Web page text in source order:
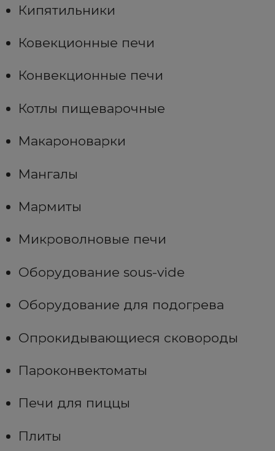
Кипятильники
Ковекционные печи
Конвекционные печи
Котлы пищеварочные
Макароноварки
Мангалы
Мармиты
Микроволновые печи
Оборудование sous-vide
Оборудование для подогрева
Опрокидывающиеся сковороды
Пароконвектоматы
Печи для пиццы
Плиты